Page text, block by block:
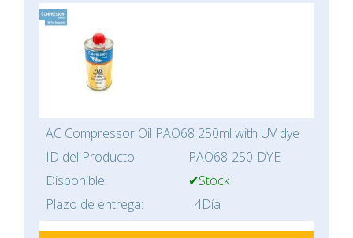
AC Compressor Oil PAO68 250ml with UV dye
ID del Producto:
PAO68-250-DYE
Disponible:
✔Stock
Plazo de entrega:
4Día